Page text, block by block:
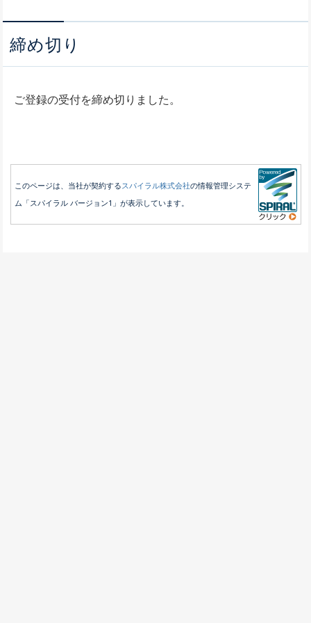
締め切り
ご登録の受付を締め切りました。
このページは、当社が契約するスパイラル株式会社の情報管理システ
ム「スパイラル バージョン1」が表示しています。